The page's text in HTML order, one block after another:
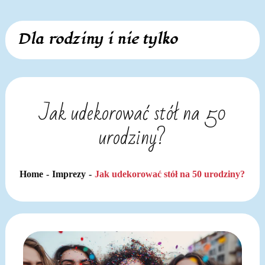
Skip
content
Dla rodziny i nie tylko
Jak udekorować stół na 50
urodziny?
Home Imprezy Jak udekorować stół na 50 urodziny?